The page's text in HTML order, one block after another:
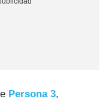
Persona 3,